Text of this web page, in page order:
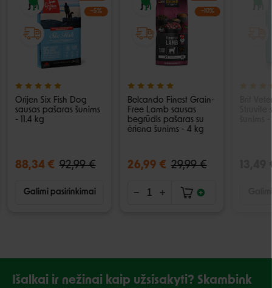
−5%
Orijen Six Fish Dog
sausas pašaras šunims
- 11.4 kg
88,34 € 92,99 €
Galimi pasirinkimai
−10%
Belcando Finest Grain-
Free Lamb sausas
begrūdis pašaras su
ėriena šunims - 4 kg
26,99 € 29,99 €
Brit
13,49
Išalkai ir nežinai kaip užsisakyti? Skambink